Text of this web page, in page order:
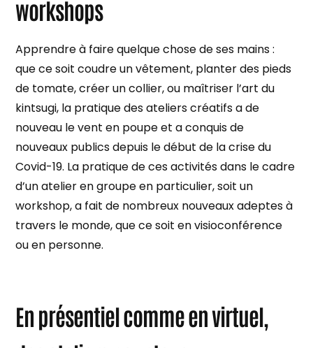
workshops
Apprendre à faire quelque chose de ses mains :
que ce soit coudre un vêtement, planter des pieds
de tomate, créer un collier, ou maîtriser l’art du
kintsugi, la pratique des ateliers créatifs a de
nouveau le vent en poupe et a conquis de
nouveaux publics depuis le début de la crise du
Covid-19. La pratique de ces activités dans le cadre
d’un atelier en groupe en particulier, soit un
workshop, a fait de nombreux nouveaux adeptes à
travers le monde, que ce soit en visioconférence
ou en personne.
En présentiel comme en virtuel,